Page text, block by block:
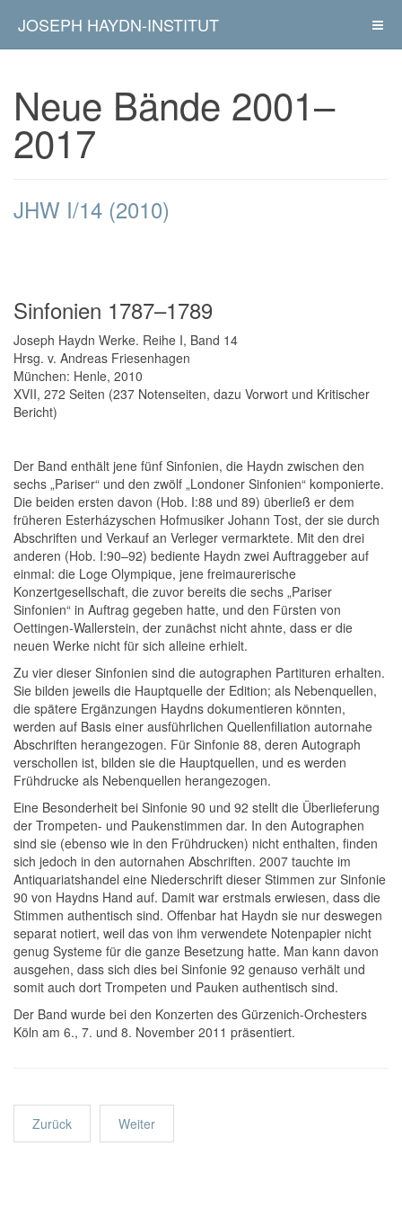
JOSEPH HAYDN-INSTITUT
Neue Bände 2001–
2017
JHW I/14 (2010)
Sinfonien 1787–1789
Joseph Haydn Werke. Reihe I, Band 14
Hrsg. v. Andreas Friesenhagen
München: Henle, 2010
XVII, 272 Seiten (237 Notenseiten, dazu Vorwort und Kritischer
Bericht)
Der Band enthält jene fünf Sinfonien, die Haydn zwischen den
sechs „Pariser“ und den zwölf „Londoner Sinfonien“ komponierte.
Die beiden ersten davon (Hob. I:88 und 89) überließ er dem
früheren Esterházyschen Hofmusiker Johann Tost, der sie durch
Abschriften und Verkauf an Verleger vermarktete. Mit den drei
anderen (Hob. I:90–92) bediente Haydn zwei Auftraggeber auf
einmal: die Loge Olympique, jene freimaurerische
Konzertgesellschaft, die zuvor bereits die sechs „Pariser
Sinfonien“ in Auftrag gegeben hatte, und den Fürsten von
Oettingen-Wallerstein, der zunächst nicht ahnte, dass er die
neuen Werke nicht für sich alleine erhielt.
Zu vier dieser Sinfonien sind die autographen Partituren erhalten.
Sie bilden jeweils die Hauptquelle der Edition; als Nebenquellen,
die spätere Ergänzungen Haydns dokumentieren könnten,
werden auf Basis einer ausführlichen Quellenfiliation autornahe
Abschriften herangezogen. Für Sinfonie 88, deren Autograph
verschollen ist, bilden sie die Hauptquellen, und es werden
Frühdrucke als Nebenquellen herangezogen.
Eine Besonderheit bei Sinfonie 90 und 92 stellt die Überlieferung
der Trompeten- und Paukenstimmen dar. In den Autographen
sind sie (ebenso wie in den Frühdrucken) nicht enthalten, finden
sich jedoch in den autornahen Abschriften. 2007 tauchte im
Antiquariatshandel eine Niederschrift dieser Stimmen zur Sinfonie
90 von Haydns Hand auf. Damit war erstmals erwiesen, dass die
Stimmen authentisch sind. Offenbar hat Haydn sie nur deswegen
separat notiert, weil das von ihm verwendete Notenpapier nicht
genug Systeme für die ganze Besetzung hatte. Man kann davon
ausgehen, dass sich dies bei Sinfonie 92 genauso verhält und
somit auch dort Trompeten und Pauken authentisch sind.
Der Band wurde bei den Konzerten des Gürzenich-Orchesters
Köln am 6., 7. und 8. November 2011 präsentiert.
Zurück Weiter